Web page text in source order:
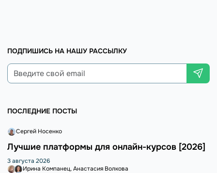
ПОДПИШИСЬ НА НАШУ РАССЫЛКУ
ПОСЛЕДНИЕ ПОСТЫ
Сергей Носенко
Лучшие платформы для онлайн-курсов [2026]
3 августа 2026
Ирина Компанец Анастасия Волкова